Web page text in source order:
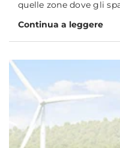
quelle zone dove gli
Continua a leggere